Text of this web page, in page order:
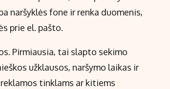
naršyklės fone ir renka duomenis,
prie el. pašto.
Pirmiausia, tai slapto sekimo
užklausos, naršymo laikas ir
tinklams ar kitiems